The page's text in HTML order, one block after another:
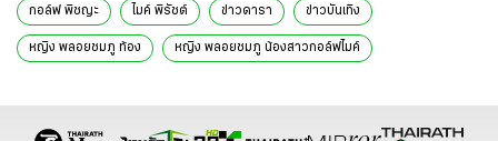
กอล์ฟ พิชญะ ไมค์ พิรัชต์ ข่าวดารา ข่าวบันเทิง
หญิง พลอยชมภู ท้อง หญิง พลอยชมภู น้องสาวกอล์ฟไมค์